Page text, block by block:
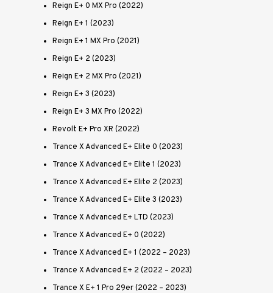
Reign E+ 0 MX Pro (2022)
Reign E+ 1 (2023)
Reign E+ 1 MX Pro (2021)
Reign E+ 2 (2023)
Reign E+ 2 MX Pro (2021)
Reign E+ 3 (2023)
Reign E+ 3 MX Pro (2022)
Revolt E+ Pro XR (2022)
Trance X Advanced E+ Elite 0 (2023)
Trance X Advanced E+ Elite 1 (2023)
Trance X Advanced E+ Elite 2 (2023)
Trance X Advanced E+ Elite 3 (2023)
Trance X Advanced E+ LTD (2023)
Trance X Advanced E+ 0 (2022)
Trance X Advanced E+ 1 (2022 – 2023)
Trance X Advanced E+ 2 (2022 – 2023)
Trance X E+ 1 Pro 29er (2022 – 2023)